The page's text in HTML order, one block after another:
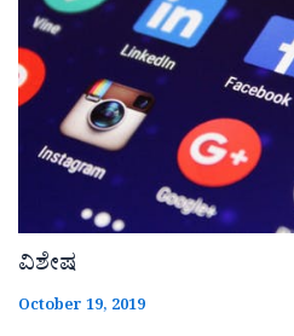
ವಿಶೇಷ
October 19, 2019